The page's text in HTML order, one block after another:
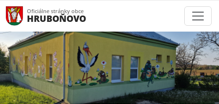
Oficiálne stránky obce
HRUBOŇOVO